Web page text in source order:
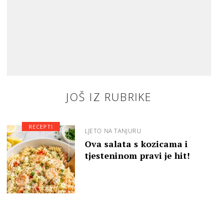
JOŠ IZ RUBRIKE
LJETO NA TANJURU
Ova salata s kozicama i
tjesteninom pravi je hit!
RECEPTI